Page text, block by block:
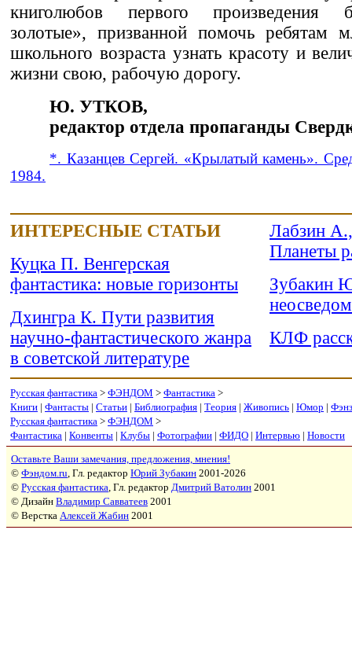
книголюбов первого произведения
золотые», призванной помочь ребятам
школьного возраста узнать красоту и
жизни свою, рабочую дорогу.
Ю. УТКОВ,
редактор отдела пропаганды
*. Казанцев Сергей. «Крылатый камень».
1984.
ИНТЕРЕСНЫЕ СТАТЬИ
Куцка П. Венгерская
фантастика: новые горизонты
Дхингра К. Пути развития
научно-фантастического жанра
в советской литературе
Лабзин
Планеты
Зубакин
КЛФ
Русская фантастика > ФЭНДОМ > Фантастика >
Книги | Фантасты | Статьи | Библиография | Теория | Живопись | Юмор |
Русская фантастика > ФЭНДОМ >
Фантастика | Конвенты | Клубы | Фотографии | ФИДО | Интервью | Новости
Оставьте Ваши замечания, предложения, мнения!
© Фэндом.ru, Гл. редактор Юрий Зубакин 2001-2026
© Русская фантастика, Гл. редактор Дмитрий Ватолин 2001
© Дизайн Владимир Савватеев 2001
© Верстка Алексей Жабин 2001